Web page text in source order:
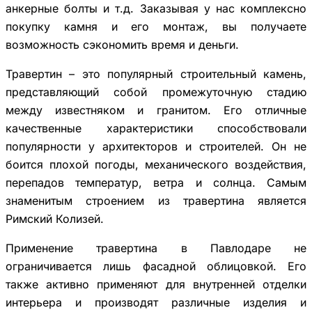
анкерные болты и т.д. Заказывая у нас комплексно
покупку камня и его монтаж, вы получаете
возможность сэкономить время и деньги.
Травертин – это популярный строительный камень,
представляющий собой промежуточную стадию
между известняком и гранитом. Его отличные
качественные характеристики способствовали
популярности у архитекторов и строителей. Он не
боится плохой погоды, механического воздействия,
перепадов температур, ветра и солнца. Самым
знаменитым строением из травертина является
Римский Колизей.
Применение травертина в Павлодаре не
ограничивается лишь фасадной облицовкой. Его
также активно применяют для внутренней отделки
интерьера и производят различные изделия и